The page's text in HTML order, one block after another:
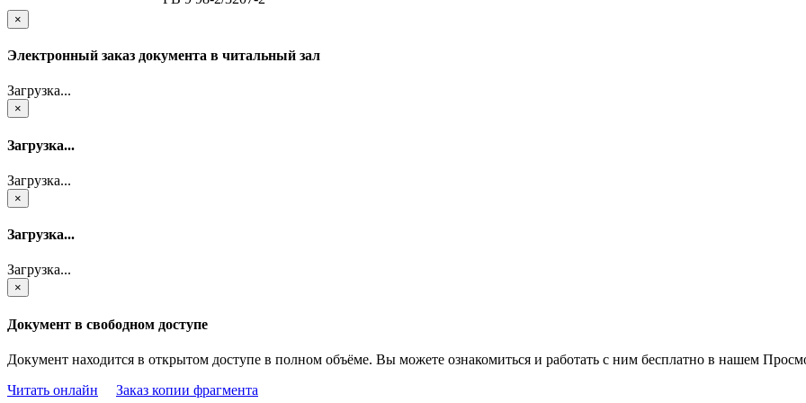
×
Электронный заказ документа в читальный зал
Загрузка...
×
Загрузка...
Загрузка...
×
Загрузка...
Загрузка...
×
Документ в свободном доступе
Документ находится в открытом доступе в полном объёме. Вы можете ознакомиться и работать с ним бесплатно в нашем
Читать онлайн
Заказ копии фрагмента